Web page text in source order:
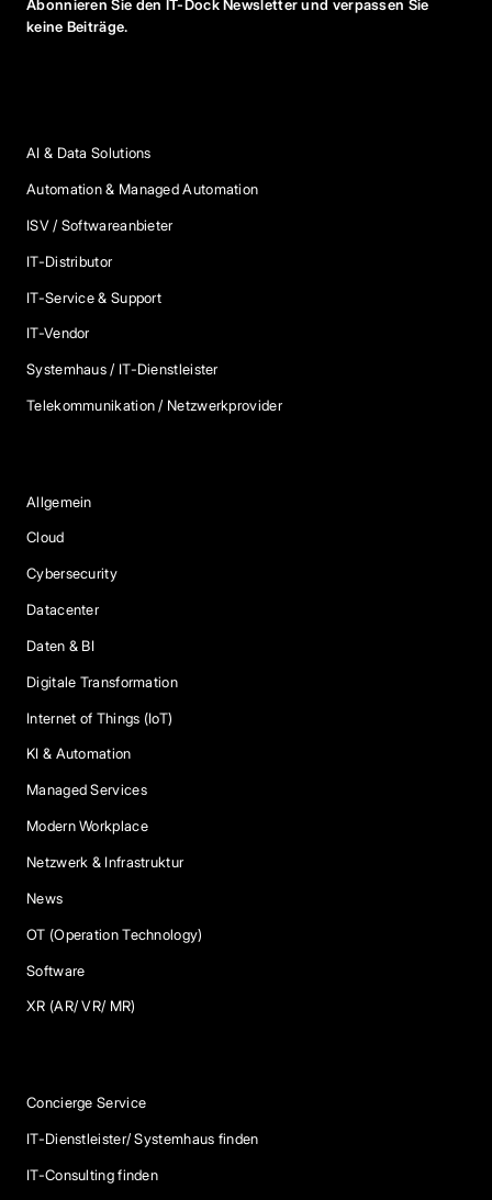
Abonnieren Sie den IT-Dock Newsletter und verpassen Sie
keine Beiträge.
AI & Data Solutions
Automation & Managed Automation
ISV / Softwareanbieter
IT-Distributor
IT-Service & Support
IT-Vendor
Systemhaus / IT-Dienstleister
Telekommunikation / Netzwerkprovider
Allgemein
Cloud
Cybersecurity
Datacenter
Daten & BI
Digitale Transformation
Internet of Things (IoT)
KI & Automation
Managed Services
Modern Workplace
Netzwerk & Infrastruktur
News
OT (Operation Technology)
Software
XR (AR/ VR/ MR)
Concierge Service
IT-Dienstleister/ Systemhaus finden
IT-Consulting finden